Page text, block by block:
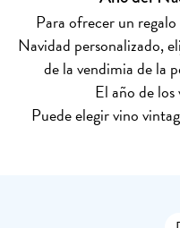
Para ofrecer un
Navidad personalizado,
de la vendimia de la
El año de
Puede elegir vino